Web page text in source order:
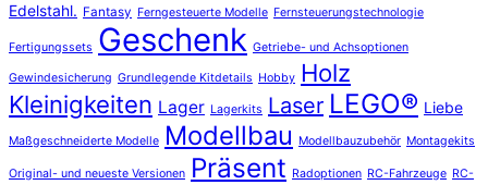
Edelstahl. Fantasy Ferngesteuerte Modelle Fernsteuerungstechnologie
Fertigungssets Geschenk Getriebe- und Achsoptionen
Gewindesicherung Grundlegende Kitdetails Hobby Holz
Kleinigkeiten Lager Lagerkits Laser LEGO® Liebe
Maßgeschneiderte Modelle Modellbau Modellbauzubehör Montagekits
Original- und neueste Versionen Präsent Radoptionen RC-Fahrzeuge RC-